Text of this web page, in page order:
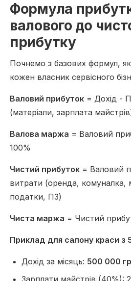
Формула
валового до
прибутку
Почнемо з базових формул,
кожен власник сервісного
Валовий прибуток = Дохід -
(матеріали, зарплата
Валова маржа = Валовий
100%
Чистий прибуток = Валовий
витрати (оренда, комуналка,
податки, ПЗ)
Чиста маржа = Чистий
Приклад для салону краси з
Дохід за місяць: 500 000
Зарплати майстрів (40%):